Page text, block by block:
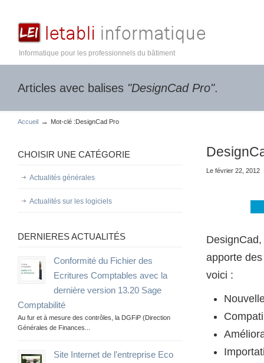
Informatique pour les professionnels du bâtiment
Articles avec balises "DesignCad Pro".
Accueil → Mot-clé :DesignCad Pro
Le février 22, 2012
apporte
voici :
CHOISIR UNE CATÉGORIE
Actualités générales
Actualités sur les logiciels
DERNIERES ACTUALITÉS
Conformité du Fichier des
Ecritures Comptables avec la
dernière version 13.20 Sage
Comptabilité
Au fur et à mesure des contrôles, la DGFiP (Direction
Générales de Finances...
Site Internet de l’entreprise Eco